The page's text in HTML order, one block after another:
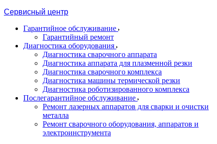
Сервисный центр
Гарантийное обслуживание
Гарантийный ремонт
Диагностика оборудования
Диагностика сварочного аппарата
Диагностика аппарата для плазменной резки
Диагностика сварочного комплекса
Диагностика машины термической резки
Диагностика роботизированного комплекса
Послегарантийное обслуживание
Ремонт лазерных аппаратов для сварки и очистки
металла
Ремонт сварочного оборудования, аппаратов и
электроинструмента